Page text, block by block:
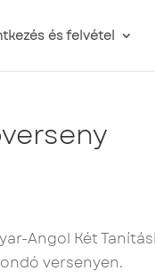
és felvétel
Angol Két
versenyen.